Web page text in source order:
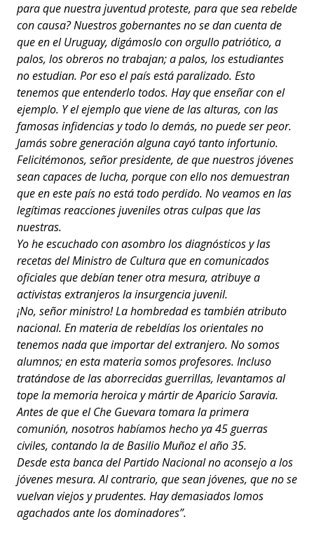
para que nuestra juventud proteste, para que sea rebelde
con causa? Nuestros gobernantes no se dan cuenta de
que en el Uruguay, digámoslo con orgullo patriótico, a
palos, los obreros no trabajan; a palos, los estudiantes
no estudian. Por eso el país está paralizado. Esto
tenemos que entenderlo todos. Hay que enseñar con el
ejemplo. Y el ejemplo que viene de las alturas, con las
famosas infidencias y todo lo demás, no puede ser peor.
Jamás sobre generación alguna cayó tanto infortunio.
Felicitémonos, señor presidente, de que nuestros jóvenes
sean capaces de lucha, porque con ello nos demuestran
que en este país no está todo perdido. No veamos en las
legítimas reacciones juveniles otras culpas que las
nuestras.
Yo he escuchado con asombro los diagnósticos y las
recetas del Ministro de Cultura que en comunicados
oficiales que debían tener otra mesura, atribuye a
activistas extranjeros la insurgencia juvenil.
¡No, señor ministro! La hombredad es también atributo
nacional. En materia de rebeldías los orientales no
tenemos nada que importar del extranjero. No somos
alumnos; en esta materia somos profesores. Incluso
tratándose de las aborrecidas guerrillas, levantamos al
tope la memoria heroica y mártir de Aparicio Saravia.
Antes de que el Che Guevara tomara la primera
comunión, nosotros habíamos hecho ya 45 guerras
civiles, contando la de Basilio Muñoz el año 35.
Desde esta banca del Partido Nacional no aconsejo a los
jóvenes mesura. Al contrario, que sean jóvenes, que no se
vuelvan viejos y prudentes. Hay demasiados lomos
agachados ante los dominadores”.